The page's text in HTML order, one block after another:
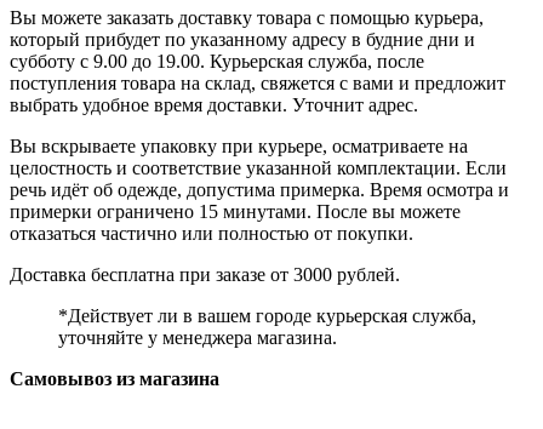
Вы можете заказать доставку товара с помощью курьера,
который прибудет по указанному адресу в будние дни и
субботу с 9.00 до 19.00. Курьерская служба, после
поступления товара на склад, свяжется с вами и предложит
выбрать удобное время доставки. Уточнит адрес.
Вы вскрываете упаковку при курьере, осматриваете на
целостность и соответствие указанной комплектации. Если
речь идёт об одежде, допустима примерка. Время осмотра и
примерки ограничено 15 минутами. После вы можете
отказаться частично или полностью от покупки.
Доставка бесплатна при заказе от 3000 рублей.
*Действует ли в вашем городе курьерская служба,
уточняйте у менеджера магазина.
Самовывоз из магазина